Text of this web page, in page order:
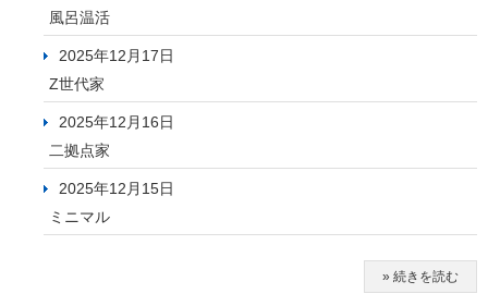
風呂温活
2025年12月17日
Z世代家
2025年12月16日
二拠点家
2025年12月15日
ミニマル
» 続きを読む